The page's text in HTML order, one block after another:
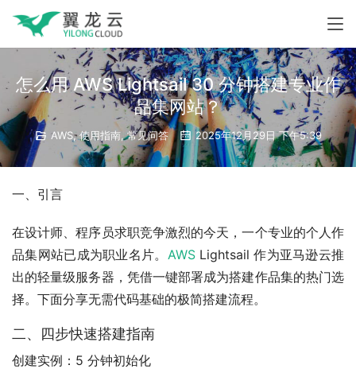
怎么用 AWS Lightsail 30 分钟搭建专业作
品集网站？
AWS,使用指南,常见问答 2025年12月29日 下午5:39
一、引言
在设计师、程序员求职竞争激烈的今天，一个专业的个人作
品集网站已成为职业名片。 AWS Lightsail 作为亚马逊云推
出的轻量级服务器，凭借一键部署成为搭建作品集的热门选
择。下面分享无需代码基础的极简搭建流程。
二、四步快速搭建指南
创建实例：5 分钟初始化